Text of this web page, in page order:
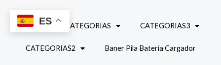
contenido
INICIO CATEGORIAS CATEGORIAS3
CATEGORIAS2 Baner Pila Bateria Cargador
ES